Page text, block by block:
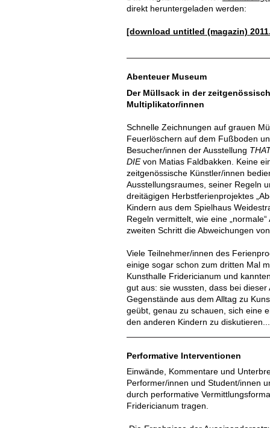
direkt heruntergeladen werden:
[download untitled (magazin)
Abenteuer Museum
Der Müllsack in der
Multiplikator/innen
Schnelle Zeichnungen auf grauen
Feuerlöschern auf dem Fußboden
Besucher/innen der Ausstellung
DIEvon Matias Faldbakken. Keine
zeitgenössische Künstler/innen
Ausstellungsraumes, seiner Regeln
dreitägigen Herbstferienprojektes
Kindern aus dem Spielhaus
Regeln vermittelt, wie eine
zweiten Schritt die Abweichungen
Viele Teilnehmer/innen des
einige sogar schon zum dritten Mal
Kunsthalle Fridericianum und
gut aus: sie wussten, dass bei
Gegenstände aus dem Alltag zu
geübt, genau zu schauen, sich eine
den anderen Kindern zu
Performative Interventionen
Einwände, Kommentare und
Performer/innen und Student/innen
durch performative
Fridericianum tragen.